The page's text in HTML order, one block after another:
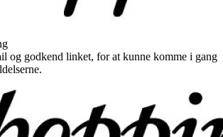
og godkend linket, for at kunne komme i gang